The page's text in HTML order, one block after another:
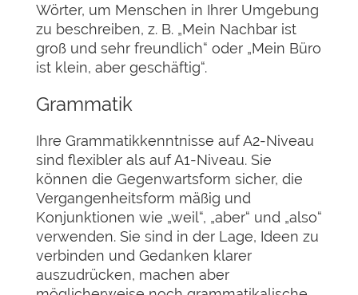
Wörter, um Menschen in Ihrer Umgebung
zu beschreiben, z. B. „Mein Nachbar ist
groß und sehr freundlich“ oder „Mein Büro
ist klein, aber geschäftig“.
Grammatik
Ihre Grammatikkenntnisse auf A2-Niveau
sind flexibler als auf A1-Niveau. Sie
können die Gegenwartsform sicher, die
Vergangenheitsform mäßig und
Konjunktionen wie „weil“, „aber“ und „also“
verwenden. Sie sind in der Lage, Ideen zu
verbinden und Gedanken klarer
auszudrücken, machen aber